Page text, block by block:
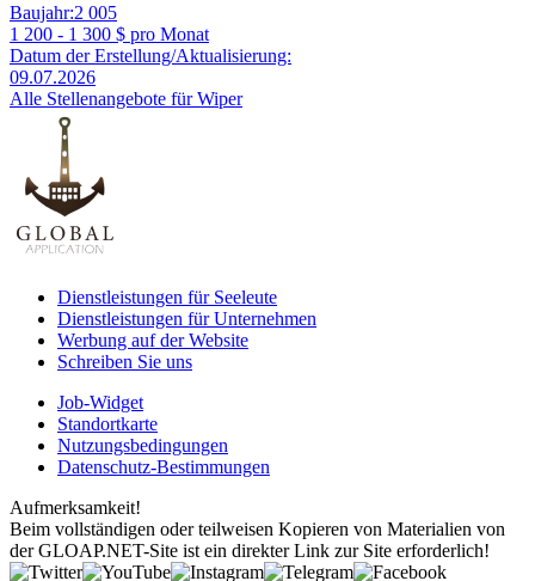
Baujahr:2 005
1 200 - 1 300 $ pro Monat
Datum der Erstellung/Aktualisierung:
09.07.2026
Alle Stellenangebote für Wiper
Dienstleistungen für Seeleute
Dienstleistungen für Unternehmen
Werbung auf der Website
Schreiben Sie uns
Job-Widget
Standortkarte
Nutzungsbedingungen
Datenschutz-Bestimmungen
Aufmerksamkeit!
Beim vollständigen oder teilweisen Kopieren von Materialien von
der GLOAP.NET-Site ist ein direkter Link zur Site erforderlich!